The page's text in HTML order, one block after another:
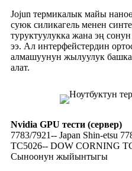
Jojun термикалык майы
суюк силикагель менен
туруктуулукка жана эң
ээ. Ал интерфейстердин
алмашуунун жылуулук
алат.
Nvidia GPU тести (сервер)
7783/7921-- Japan Shin-etsu
TC5026-- DOW CORNING
Сыноонун жыйынтыгы